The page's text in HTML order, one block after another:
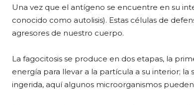
Una vez que el antígeno se encuentre en su
conocido como autolisis). Estas células de
agresores de nuestro cuerpo.
La fagocitosis se produce en dos etapas, la
energía para llevar a la partícula a su interior;
ingerida, aquí algunos microorganismos